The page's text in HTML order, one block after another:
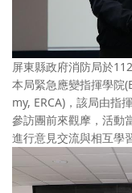
屏東縣政府消防局於
本局緊急應變指揮學
my, ERCA)，該局由指
參訪團前來觀摩，活動
進行意見交流與相互學習